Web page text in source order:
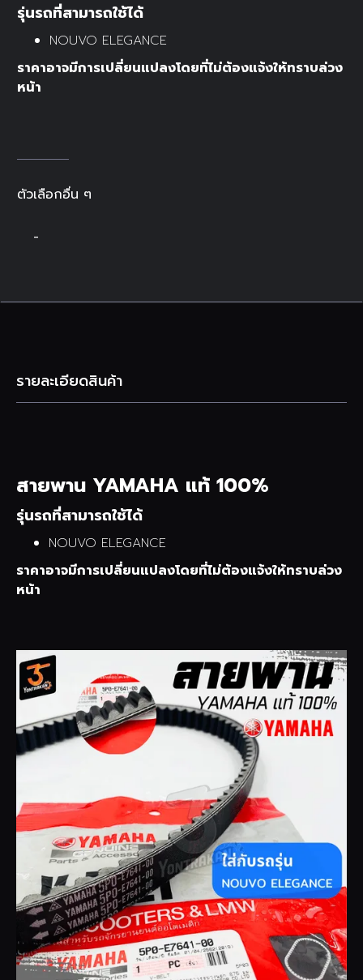
รุ่นรถที่สามารถใช้ได้
NOUVO ELEGANCE
ราคาอาจมีการเปลี่ยนแปลงโดยที่ไม่ต้องแจ้งให้ทราบล่วง
หน้า
ตัวเลือกอื่น ๆ
-
รายละเอียดสินค้า
สายพาน YAMAHA แท้ 100%
รุ่นรถที่สามารถใช้ได้
NOUVO ELEGANCE
ราคาอาจมีการเปลี่ยนแปลงโดยที่ไม่ต้องแจ้งให้ทราบล่วง
หน้า